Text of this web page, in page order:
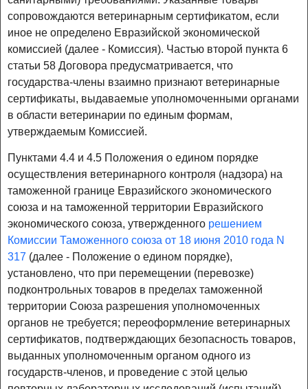
сопровождаются ветеринарным сертификатом, если
иное не определено Евразийской экономической
комиссией (далее - Комиссия). Частью второй пункта 6
статьи 58 Договора предусматривается, что
государства-члены взаимно признают ветеринарные
сертификаты, выдаваемые уполномоченными органами
в области ветеринарии по единым формам,
утверждаемым Комиссией.
Пунктами 4.4 и 4.5 Положения о едином порядке
осуществления ветеринарного контроля (надзора) на
таможенной границе Евразийского экономического
союза и на таможенной территории Евразийского
экономического союза, утвержденного решением
Комиссии Таможенного союза от 18 июня 2010 года N
317 (далее - Положение о едином порядке),
установлено, что при перемещении (перевозке)
подконтрольных товаров в пределах таможенной
территории Союза разрешения уполномоченных
органов не требуется; переоформление ветеринарных
сертификатов, подтверждающих безопасность товаров,
выданных уполномоченным органом одного из
государств-членов, и проведение с этой целью